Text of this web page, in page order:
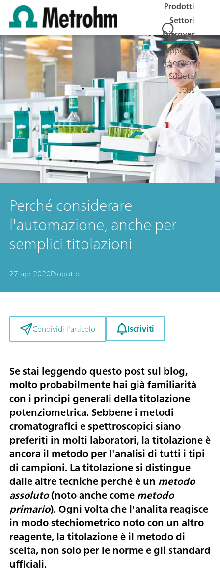
Prodotti
Settori
Discover
Supporto
& Service
Società
Jobs
Perché considerare
l'automazione, anche per
semplici titolazioni
27 apr 2020Prodotto
Condividi l'articolo Iscriviti
Se stai leggendo questo post sul blog,
molto probabilmente hai già familiarità
con i principi generali della titolazione
potenziometrica. Sebbene i metodi
cromatografici e spettroscopici siano
preferiti in molti laboratori, la titolazione è
ancora il metodo per l'analisi di tutti i tipi
di campioni. La titolazione si distingue
dalle altre tecniche perché è un metodo
assoluto(noto anche comemetodo
primario). Ogni volta che l'analita reagisce
in modo stechiometrico noto con un altro
reagente, la titolazione è il metodo di
scelta, non solo per le norme e gli standard
ufficiali.